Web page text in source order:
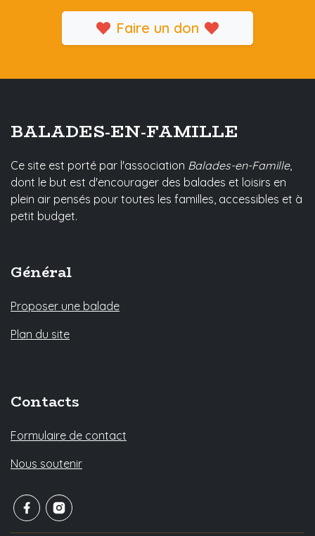
Faire un don
BALADES-EN-FAMILLE
Ce site est porté par l'association Balades-en-Famille,
dont le but est d'encourager des balades et loisirs en
plein air pensés pour toutes les familles, accessibles et à
petit budget.
Général
Proposer une balade
Plan du site
Contacts
Formulaire de contact
Nous soutenir